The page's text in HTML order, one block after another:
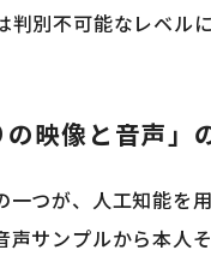
別不可能なレベル
映像と音声」
一つが、人工知能を
サンプルから本人